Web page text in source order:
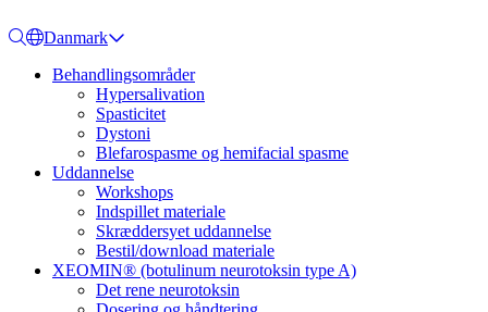
Danmark
Behandlingsområder
Hypersalivation
Spasticitet
Dystoni
Blefarospasme og hemifacial spasme
Uddannelse
Workshops
Indspillet materiale
Skræddersyet uddannelse
Bestil/download materiale
XEOMIN® (botulinum neurotoksin type A)
Det rene neurotoksin